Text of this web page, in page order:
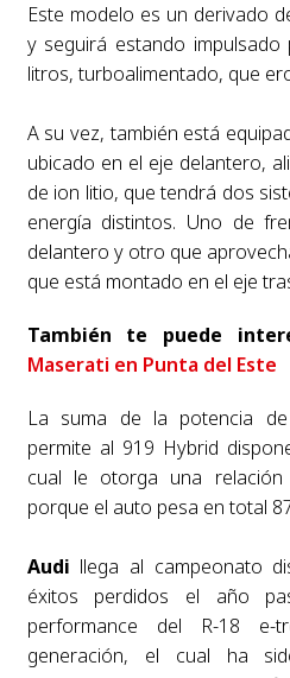
Este modelo es un derivado
y seguirá estando
litros, turboalimentado, que
A su vez, también está
ubicado en el eje delantero,
de ion litio, que tendrá dos
energía distintos. Uno de
delantero y otro que
que está montado en el eje
También te puede
Maserati en Punta del Este
La suma de la potencia
permite al 919 Hybrid
cual le otorga una relación
porque el auto pesa en total
Audi llega al campeonato
éxitos perdidos el año
performance del R-18
generación, el cual ha